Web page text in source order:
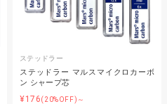
ステッドラー
ステッドラー マルスマイクロカーボ
ン シャープ芯
¥176(20%OFF)～